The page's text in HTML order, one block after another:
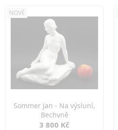
NOVÉ
Sommer Jan - Na výsluní,
Bechyně
3 800 Kč